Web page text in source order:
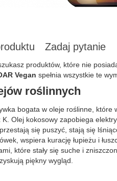
Zadaj pytanie
produktów, które nie
Vegan spełnia wszystkie te
roślinnych
bogata w oleje roślinne, które
Olej kokosowy zapobiega
się puszyć, stają się
wspiera kurację łupieżu i
które stały się suche i
piękny wygląd.